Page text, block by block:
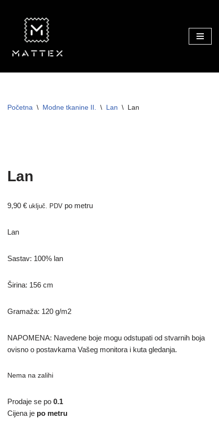
content
Početna \ Modne tkanine II. \ Lan \ Lan
Lan
9,90 € uključ. PDV po metru
Lan
Sastav: 100% lan
Širina: 156 cm
Gramaža: 120 g/m2
NAPOMENA: Navedene boje mogu odstupati od stvarnih boja
ovisno o postavkama Vašeg monitora i kuta gledanja.
Nema na zalihi
Prodaje se po 0.1
Cijena je po metru